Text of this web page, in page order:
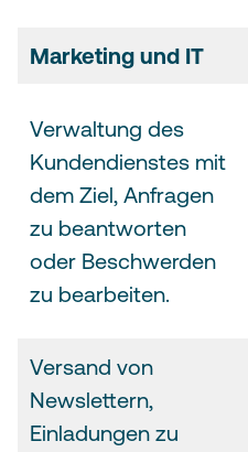
Marketing und IT
Verwaltung des
Kundendienstes mit
dem Ziel, Anfragen
zu beantworten
oder Beschwerden
zu bearbeiten.
Versand von
Newslettern,
Einladungen zu